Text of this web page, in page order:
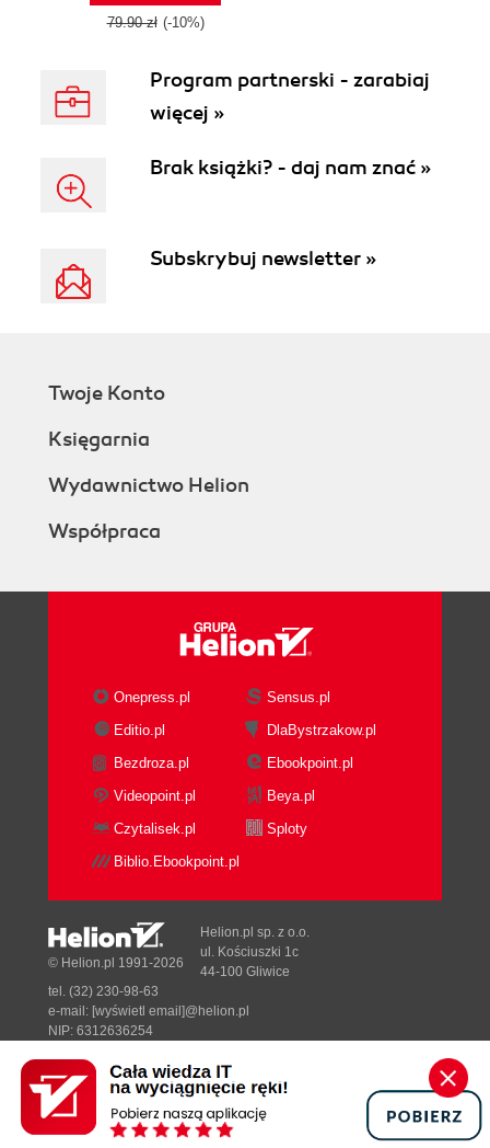
79.90 zł (-10%)
Program partnerski - zarabiaj
więcej »
Brak książki? - daj nam znać »
Subskrybuj newsletter »
Twoje Konto
Księgarnia
Wydawnictwo Helion
Współpraca
Onepress.pl
Sensus.pl
Editio.pl
DlaBystrzakow.pl
Bezdroza.pl
Ebookpoint.pl
Videopoint.pl
Beya.pl
Czytalisek.pl
Sploty
Biblio.Ebookpoint.pl
Designed with ♥ byTonik.pl
© Helion.pl 1991-2026
Helion.pl sp. z o.o.
ul. Kościuszki 1c
44-100 Gliwice
tel. (32) 230-98-63
e-mail: [wyświetl email]@helion.pl
NIP: 6312636254
Pełna wersja strony »